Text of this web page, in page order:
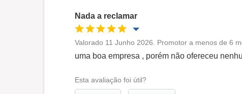
Nada a reclamar
Oportunidade de promoção
Ambiente de trabalho
Valorado 11 Junho 2026. Promotor a menos de 6
uma boa empresa , porém não ofereceu
Esta avaliação foi útil?